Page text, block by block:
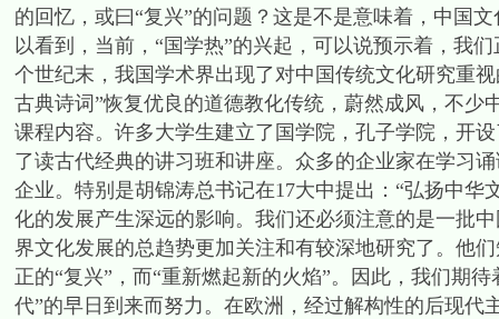
的回忆，或曰“复兴”的问题？这是不是意味着，中国
以看到，当前，“国学热”的兴起，可以说预示着，我
个世纪末，我国学术界出现了对中国传统文化研究重
古典诗词”恢复优良的道德教化传统，蔚然成风，不
课程内容。许多大学生建立了国学院，孔子学院，开
了读古代经典的讲习班和讲座。众多的企业家在学习
企业。特别是胡锦涛总书记在17大中提出：“弘扬中
化的发展产生深远的影响。我们还必须注意的是一批
界文化发展的总趋势更加关注和有较深地研究了。他
正的“复兴”，而“重新燃起新的火焰”。因此，我们期
代”的早日到来而努力。在欧洲，经过解构性的后现代